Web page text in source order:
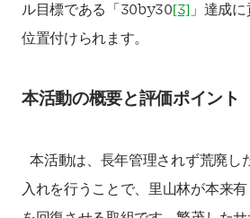
ル目標である「30by30[3] 」達成
位置付けられます。
本活動の概要と評価ポイント
本活動は、長年管理されず荒廃し
入れを行うことで、里山林が本来